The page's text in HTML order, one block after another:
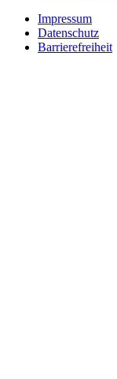
Impressum
Datenschutz
Barrierefreiheit